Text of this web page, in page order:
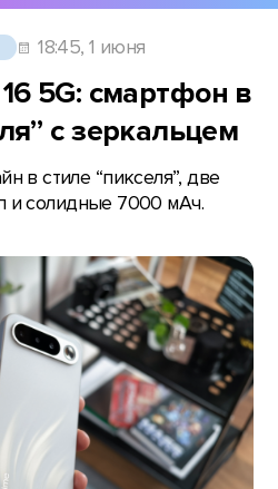
18:45, 1 июня
5G: смартфон в
с зеркальцем
в стиле “пикселя”, две
и солидные 7000 мАч.